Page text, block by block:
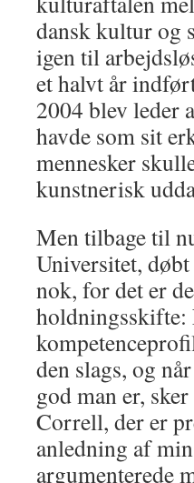
dansk kultur og
igen til
et halvt år
2004 blev leder
havde som sit
mennesker
kunstnerisk
Men tilbage til
Universitet,
nok, for det er
holdningsskifte:
den slags, og
god man er,
Correll, der er
anledning af
argumenterede